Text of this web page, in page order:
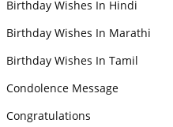
Birthday Wishes In Hindi
Birthday Wishes In Marathi
Birthday Wishes In Tamil
Condolence Message
Congratulations